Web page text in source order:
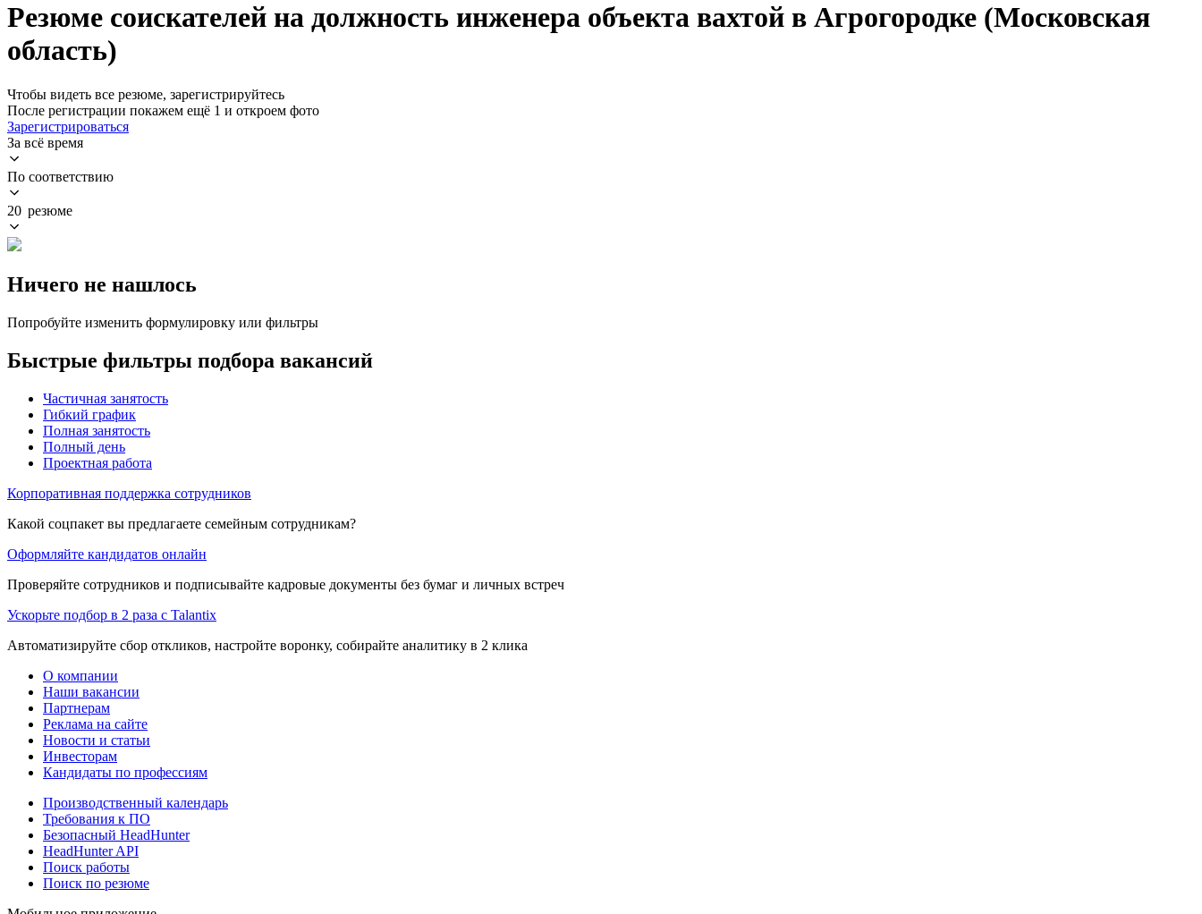
Резюме соискателей на должность инженера объекта вахтой в Агрогородке (Московская
область)
Чтобы видеть все резюме, зарегистрируйтесь
После регистрации покажем ещё 1 и откроем фото
Зарегистрироваться
За всё время
По соответствию
20 резюме
Ничего не нашлось
Попробуйте изменить формулировку или фильтры
Быстрые фильтры подбора вакансий
Частичная занятость
Гибкий график
Полная занятость
Полный день
Проектная работа
Корпоративная поддержка сотрудников
Какой соцпакет вы предлагаете семейным сотрудникам?
Оформляйте кандидатов онлайн
Проверяйте сотрудников и подписывайте кадровые документы без бумаг и личных встреч
Ускорьте подбор в 2 раза с Talantix
Автоматизируйте сбор откликов, настройте воронку, собирайте аналитику в 2 клика
О компании
Наши вакансии
Партнерам
Реклама на сайте
Новости и статьи
Инвесторам
Кандидаты по профессиям
Производственный календарь
Требования к ПО
Безопасный HeadHunter
HeadHunter API
Поиск работы
Поиск по резюме